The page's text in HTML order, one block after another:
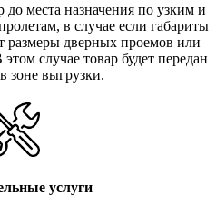
места назначения по узким и
в случае если габариты
размеры дверных проемов или
случае товар будет передан
зоне выгрузки.
услуги